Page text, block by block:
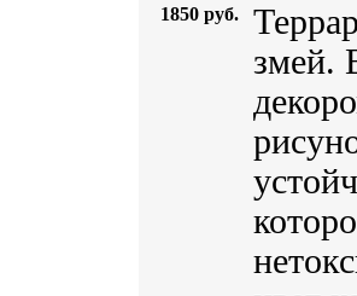
1850 руб.
змей.